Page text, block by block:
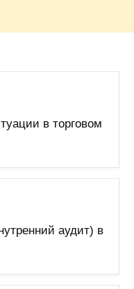
в торговом
аудит) в